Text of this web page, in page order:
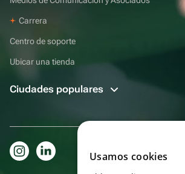
Carrera
Centro de soporte
Ubicar una tienda
Ciudades populares
Usamos cookies